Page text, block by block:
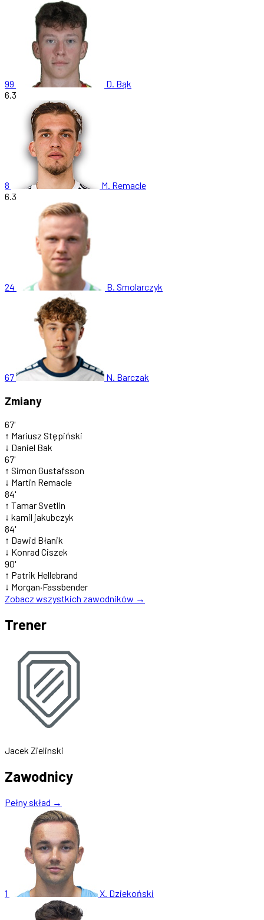
99
D. Bąk
6.3
8
M. Remacle
6.3
24 B. Smolarczyk
67 N. Barczak
Zmiany
67'
↑ Mariusz Stępiński
↓ Daniel Bak
67'
↑ Simon Gustafsson
↓ Martin Remacle
84'
↑ Tamar Svetlin
↓ kamil jakubczyk
84'
↑ Dawid Błanik
↓ Konrad Ciszek
90'
↑ Patrik Hellebrand
↓ Morgan·Fassbender
Zobacz wszystkich zawodników →
Trener
Jacek Zielinski
Zawodnicy
Pełny skład →
1 X. Dziekoński